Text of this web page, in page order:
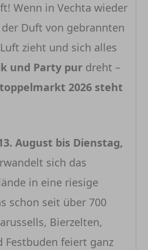
Wenn in Vechta wieder
Duft von gebrannten
zieht und sich alles
und Party pur dreht –
2026 steht
August bis Dienstag,
sich das
in eine riesige
schon seit über 700
Bierzelten,
Festbuden feiert ganz